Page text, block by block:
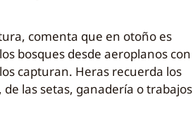
comenta que en otoño es
bosques desde aeroplanos con
capturan. Heras recuerda los
las setas, ganadería o trabajos